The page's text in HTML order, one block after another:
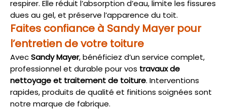
respirer. Elle réduit l’absorption d’eau, limite les fissures
dues au gel, et préserve l’apparence du toit.
Faites confiance à Sandy Mayer pour
l’entretien de votre toiture
AvecSandy Mayer, bénéficiez d’un service complet,
professionnel et durable pour vos travaux de
nettoyage et traitement de toiture. Interventions
rapides, produits de qualité et finitions soignées sont
notre marque de fabrique.